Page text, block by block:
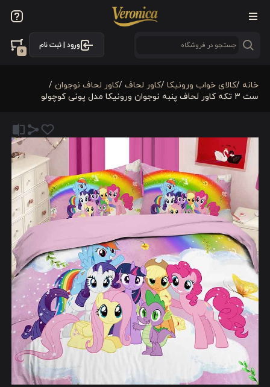
ورود | ثبت نام
0
خانه /کالای خواب ورونیکا /کاور لحاف /کاور لحاف نوجوان /
ست 3 تکه کاور لحاف پنبه نوجوان ورونیکا مدل پونی کوچولو